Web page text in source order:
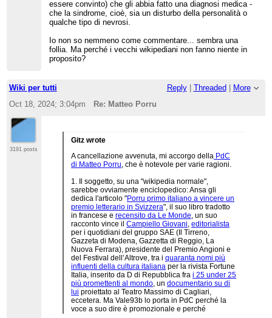
essere convinto) che gli abbia fatto una diagnosi medica -
che la sindrome, cioè, sia un disturbo della personalità o
qualche tipo di nevrosi.
Io non so nemmeno come commentare... sembra una
follia. Ma perché i vecchi wikipediani non fanno niente in
proposito?
Wiki per tutti Reply| Threaded
More
Oct 18, 2024; 3:04pm
Re: Matteo Porru
3191 posts
Gitz wrote
A cancellazione avvenuta, mi accorgo della PdC
di Matteo Porru, che è notevole per varie ragioni.
1. Il soggetto, su una "wikipedia normale",
sarebbe ovviamente enciclopedico: Ansa gli
dedica l'articolo "Porru primo italiano a vincere un
premio letterario in Svizzera", il suo libro tradotto
in francese erecensito da Le Monde, un suo
racconto vince ilCampiello Giovani,editorialista
per i quotidiani del gruppo SAE (Il Tirreno,
Gazzeta di Modena, Gazzetta di Reggio, La
Nuova Ferrara), presidente del Premio Angioni e
del Festival dell’Altrove, tra iquaranta nomi più
influenti della cultura italiana per la rivista Fortune
Italia, inserito da D di Repubblica frai 25 under 25
più promettenti al mondo, undocumentario su di
lui proiettato al Teatro Massimo di Cagliari,
eccetera. Ma Vale93b lo porta in PdC perché la
voce a suo dire è promozionale e perché